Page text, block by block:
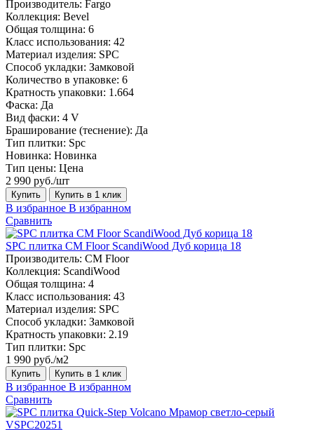
Производитель: Fargo
Коллекция: Bevel
Общая толщина: 6
Класс использования: 42
Материал изделия: SPC
Способ укладки: Замковой
Количество в упаковке: 6
Кратность упаковки: 1.664
Фаска: Да
Вид фаски: 4 V
Браширование (теснение): Да
Тип плитки: Spc
Новинка: Новинка
Тип цены: Цена
2 990 руб./шт
Купить Купить в 1 клик
В избранное В избранном
Сравнить
SPC плитка CM Floor ScandiWood Дуб корица 18
Производитель: CM Floor
Коллекция: ScandiWood
Общая толщина: 4
Класс использования: 43
Материал изделия: SPC
Способ укладки: Замковой
Кратность упаковки: 2.19
Тип плитки: Spc
1 990 руб./м2
Купить Купить в 1 клик
В избранное В избранном
Сравнить